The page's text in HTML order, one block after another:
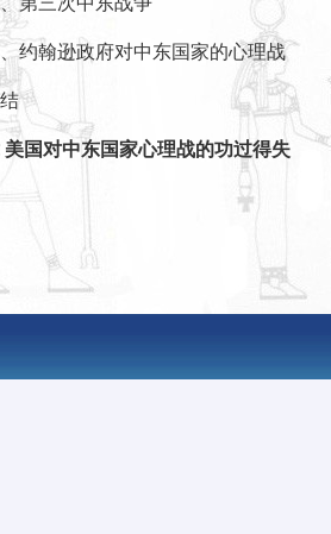
约翰逊政府对中东国家的心理战
美国对中东国家心理战的功过得失